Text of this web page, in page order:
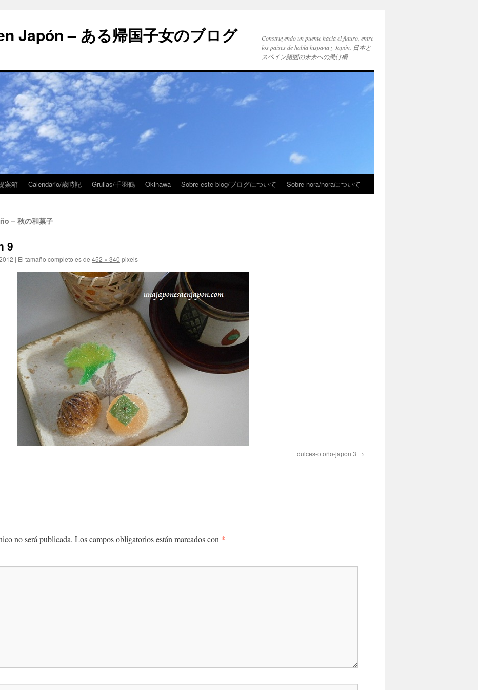
Japón – ある帰国子女のブログ
Construyendo un puente hacia el futuro, entre
los países de habla hispana y Japón. 日本と
スペイン語圏の未来への懸け橋
案箱 Calendario/歳時記 Grullas/千羽鶴 Okinawa Sobre este blog/ブログについて Sobre nora/noraについて
– 秋の和菓子
9
| El tamaño completo es de 452 × 340 pixels
dulces-otoño-japon 3
no será publicada. Los campos obligatorios están marcados con *